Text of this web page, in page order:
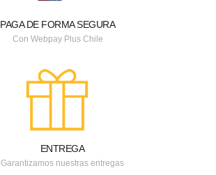
PAGA DE FORMA SEGURA
Con Webpay Plus Chile
ENTREGA
Garantizamos nuestras entregas